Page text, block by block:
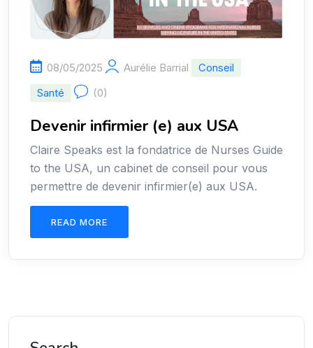
08/05/2025 Aurélie Barrial
Conseil
Santé
(0)
Devenir infirmier (e) aux USA
Claire Speaks est la fondatrice de Nurses Guide
to the USA, un cabinet de conseil pour vous
permettre de devenir infirmier(e) aux USA.
READ MORE